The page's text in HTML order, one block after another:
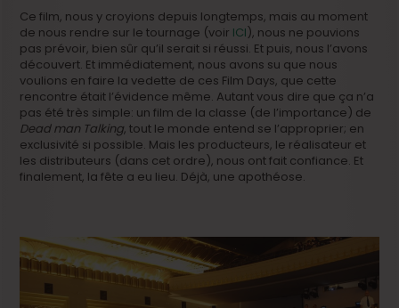
Ce film, nous y croyions depuis longtemps, mais au moment
de nous rendre sur le tournage (voir ICI), nous ne pouvions
pas prévoir, bien sûr qu’il serait si réussi. Et puis, nous l’avons
découvert. Et immédiatement, nous avons su que nous
voulions en faire la vedette de ces Film Days, que cette
rencontre était l’évidence même. Autant vous dire que ça n’a
pas été très simple: un film de la classe (de l’importance) de
Dead man Talking, tout le monde entend se l’approprier; en
exclusivité si possible. Mais les producteurs, le réalisateur et
les distributeurs (dans cet ordre), nous ont fait confiance. Et
finalement, la fête a eu lieu. Déjà, une apothéose.